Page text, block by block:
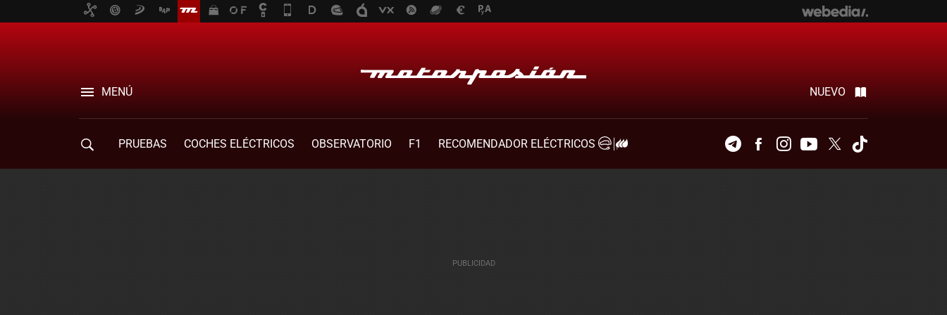
MENÚ NUEVO
PRUEBAS COCHES ELÉCTRICOS OBSERVATORIO F1
RECOMENDADOR ELÉCTRICOS
TelegramFacebookInstagramYoutubeTwitter